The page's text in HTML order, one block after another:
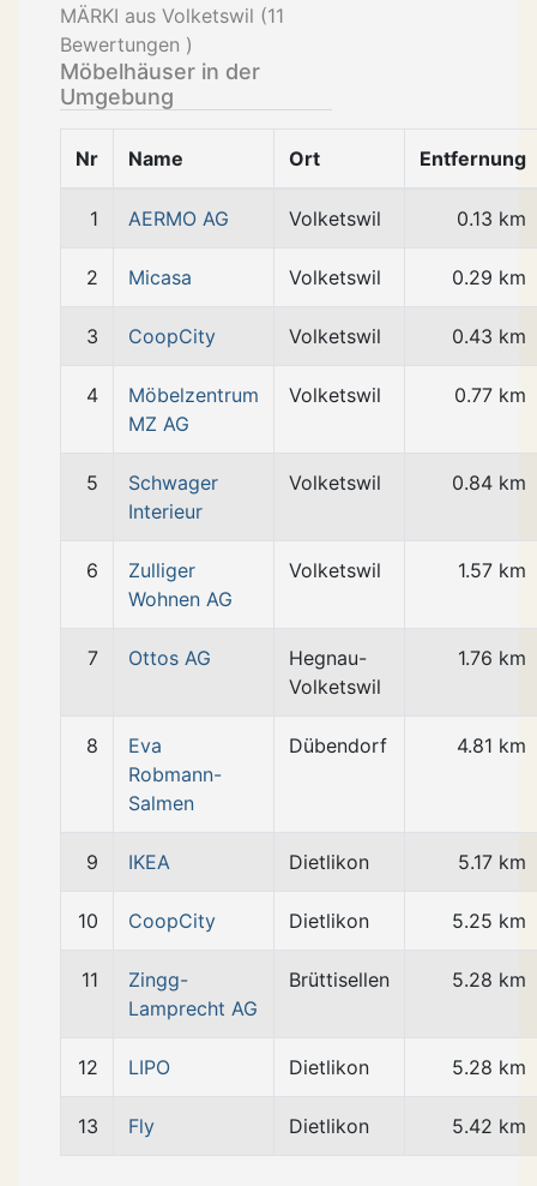
MÄRKI aus Volketswil (11
Bewertungen )
Möbelhäuser in der
Umgebung
Nr Name Ort Entfernung
1 AERMO AG Volketswil 0.13 km
2 Micasa Volketswil 0.29 km
3 CoopCity Volketswil 0.43 km
4
Möbelzentrum
MZ AG
Volketswil 0.77 km
5
Schwager
Interieur
Volketswil 0.84 km
6
Zulliger
Wohnen AG
Volketswil 1.57 km
7 Ottos AG
Hegnau-
Volketswil
1.76 km
8
Eva
Robmann-
Salmen
Dübendorf 4.81 km
9 IKEA Dietlikon 5.17 km
10 CoopCity Dietlikon 5.25 km
11
Zingg-
Lamprecht AG
Brüttisellen 5.28 km
12 LIPO Dietlikon 5.28 km
13 Fly Dietlikon 5.42 km